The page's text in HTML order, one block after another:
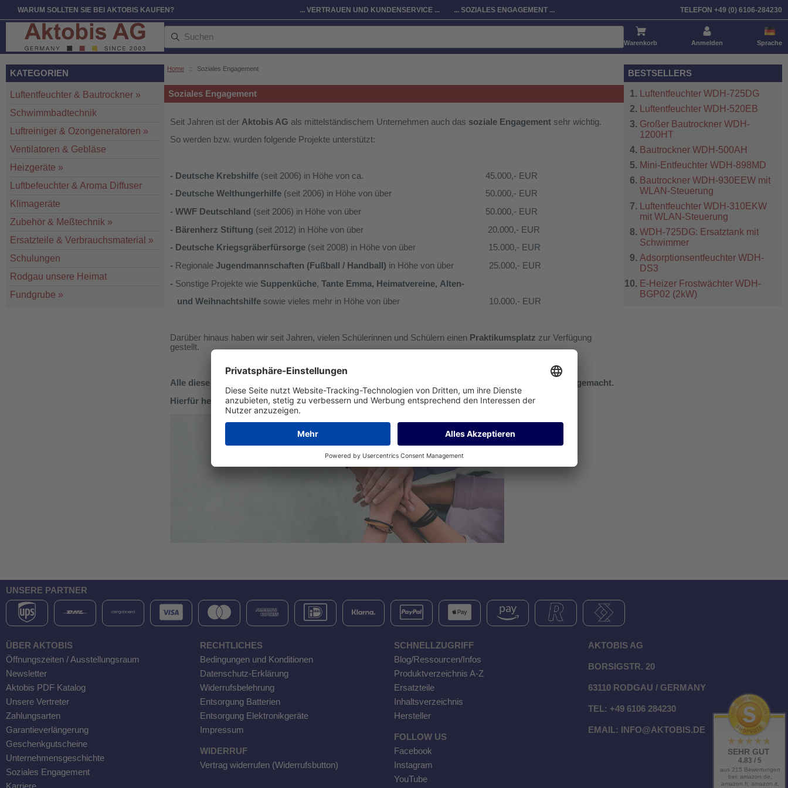
WARUM SOLLTEN SIE BEI AKTOBIS KAUFEN? ... VERTRAUEN UND KUNDENSERVICE ... ... SOZIALES ENGAGEMENT ... TELEFON +49 (0) 6106-284230
Warenkorb Anmelden Sprache
Home :: Soziales Engagement
Soziales Engagement
Seit Jahren ist der Aktobis AG als mittelständischem Unternehmen auch das soziale Engagement sehr wichtig.
So werden bzw. wurden folgende Projekte unterstützt:
- Deutsche Krebshilfe (seit 2006) in Höhe von ca. 45.000,- EUR
- Deutsche Welthungerhilfe (seit 2006) in Höhe von über 50.000,- EUR
- WWF Deutschland (seit 2006) in Höhe von über 50.000,- EUR
- Bärenherz Stiftung (seit 2012) in Höhe von über 20.000,- EUR
- Deutsche Kriegsgräberfürsorge (seit 2008) in Höhe von über 15.000,- EUR
- Regionale Jugendmannschaften (Fußball / Handball) in Höhe von über 25.000,- EUR
- Sonstige Projekte wie Suppenküche, Tante Emma, Heimatvereine, Alten-
und Weihnachtshilfe sowie vieles mehr in Höhe von über 10.000,- EUR
Darüber hinaus haben wir seit Jahren, vielen Schülerinnen und Schülern einen Praktikumsplatz zur Verfügung
gestellt.
Alle diese Leistungen und Ausschüttungen haben Sie durch den Erwerb unserer Produkte möglich gemacht.
Hierfür herzlichen DANK !!
KATEGORIEN
Luftentfeuchter & Bautrockner »
Schwimmbadtechnik
Luftreiniger & Ozongeneratoren »
Ventilatoren & Gebläse
Heizgeräte »
Luftbefeuchter & Aroma Diffuser
Klimageräte
Zubehör & Meßtechnik »
Ersatzteile & Verbrauchsmaterial »
Schulungen
Rodgau unsere Heimat
Fundgrube »
BESTSELLERS
Luftentfeuchter WDH-725DG
Luftentfeuchter WDH-520EB
Großer Bautrockner WDH-
1200HT
Bautrockner WDH-500AH
Mini-Entfeuchter WDH-898MD
Bautrockner WDH-930EEW mit
WLAN-Steuerung
Luftentfeuchter WDH-310EKW
mit WLAN-Steuerung
WDH-725DG: Ersatztank mit
Schwimmer
Adsorptionsentfeuchter WDH-
DS3
E-Heizer Frostwächter WDH-
BGP02 (2kW)
UNSERE PARTNER
ÜBER AKTOBIS
Öffnungszeiten / Ausstellungsraum
Newsletter
Aktobis PDF Katalog
Unsere Vertreter
Zahlungsarten
Garantieverlängerung
Geschenkgutscheine
Unternehmensgeschichte
Soziales Engagement
RECHTLICHES
Bedingungen und Konditionen
Datenschutz-Erklärung
Widerrufsbelehrung
Entsorgung Batterien
Entsorgung Elektronikgeräte
Impressum
WIDERRUF
Vertrag widerrufen (Widerrufsbutton)
SCHNELLZUGRIFF
Blog/Ressourcen/Infos
Produktverzeichnis A-Z
Ersatzteile
Inhaltsverzeichnis
Hersteller
FOLLOW US
Facebook
Instagram
YouTube
AKTOBIS AG
BORSIGSTR. 20
63110 RODGAU / GERMANY
TEL: +49 6106 284230
EMAIL: INFO@AKTOBIS.DE
SEHR GUT
4.83 / 5
aus 215 Bewertungen
bei: amazon.de,
amazon.fr, amazon.it,